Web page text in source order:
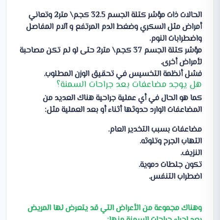
الحالات ذات مؤشر كتلة الجسم 32.5 كجم\ متر2 وتعاني
أمراض مثل السكري وضغط الدم المرتفع و آلام المفاصل
واضطرابات النوم.
مؤشر كتلة الجسم 37 كجم\ متر2 حتى لو لم تكن مصاحبة
لأمراض أخرى.
فشل أنظمة التخسيس في تحقيق الوزن المطلوب.
هل يوجد مضاعفات بعد جراحات السمنة؟
كما هو الحال في أي عملية جراحية هناك العديد من
المضاعفات الوارد حدوثها أثناء أو بعد العملية مثل:
مضاعفات بسبب التخدير العام.
التهاب الجرح وتلوثه.
النزيف.
تكون جلطات دموية.
اضطراب التنفس.
وهناك مجموعة من الأعراض التي قد يتعرض لها المريض